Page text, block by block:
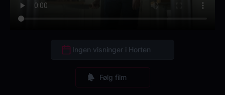
Ingen visninger i Horten
Følg film